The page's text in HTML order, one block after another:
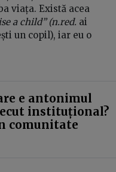
viața. Există acea
a child” (n.red. ai
un copil), iar eu o
e antonimul
instituțional?
comunitate